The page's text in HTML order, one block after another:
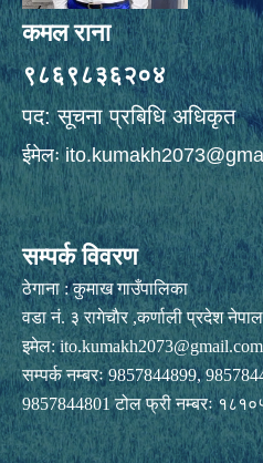
कमल राना
९८६९८३६२०४
पद: सूचना प्रबिधि अधिकृत
ईमेलः
सम्पर्क विवरण
ठेगाना : कुमाख गाउँपालिका
वडा नं. ३ रागेचाैर ,कर्णाली प्रदेश
इमेल:ito.kumakh2073@gmail.com
सम्पर्क नम्बरः 9857844899,
9857844801 टोल फ्री नम्बरः